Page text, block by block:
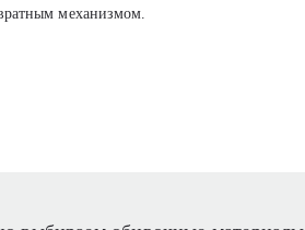
механизмом.